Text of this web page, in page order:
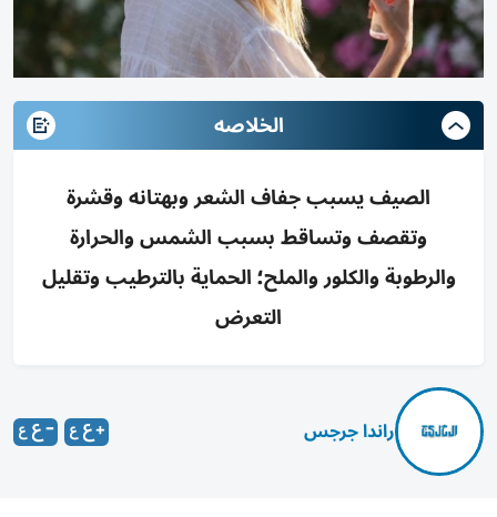
الخلاصه
الصيف يسبب جفاف الشعر وبهتانه وقشرة
وتقصف وتساقط بسبب الشمس والحرارة
والرطوبة والكلور والملح؛ الحماية بالترطيب وتقليل
التعرض
راندا جرجس